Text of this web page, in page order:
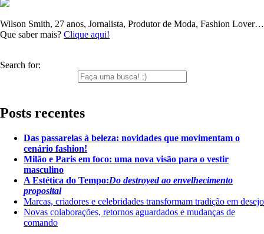
Wilson Smith, 27 anos, Jornalista, Produtor de Moda, Fashion Lover…
Que saber mais? Clique aqui!
Search for:
Posts recentes
Das passarelas à beleza: novidades que movimentam o
cenário fashion!
Milão e Paris em foco: uma nova visão para o vestir
masculino
A Estética do Tempo:Do destroyed ao envelhecimento
proposital
Marcas, criadores e celebridades transformam tradição em desejo
Novas colaborações, retornos aguardados e mudanças de
comando